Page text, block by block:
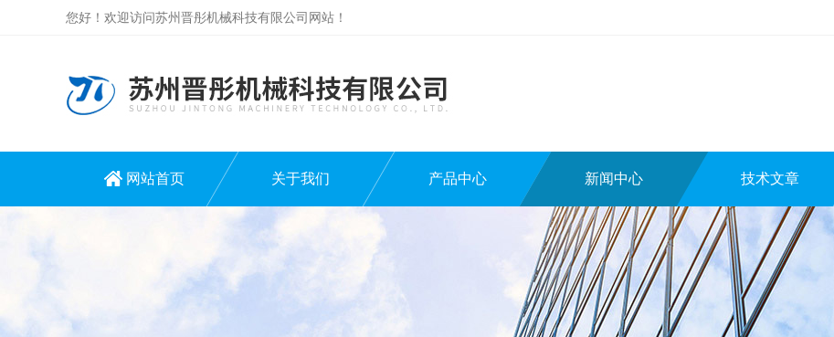
您好！欢迎访问苏州晋彤机械科技有限公司网站！
网站首页 关于我们 产品中心 新闻中心 技术文章